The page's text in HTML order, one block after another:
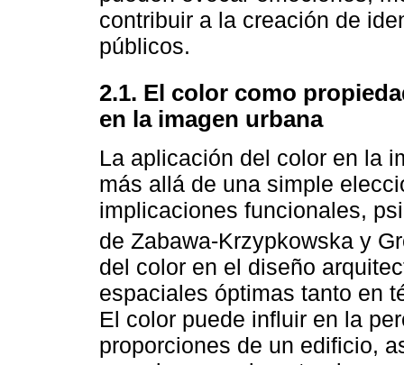
contribuir a la creación de
públicos.
2.1. El color como
en la imagen urbana
La aplicación del color en la
más allá de una simple
implicaciones funcionales,
de Zabawa-Krzypkowska y
del color en el diseño
espaciales óptimas tanto en
El color puede influir en la
proporciones de un edificio,